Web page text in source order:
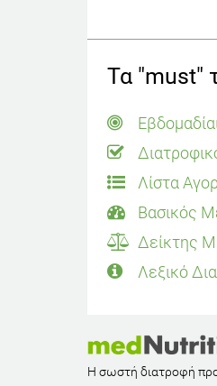
Τα "must"
Λίστα
Βασικός
Δείκτης
Λεξικό
Η σωστή διατροφή